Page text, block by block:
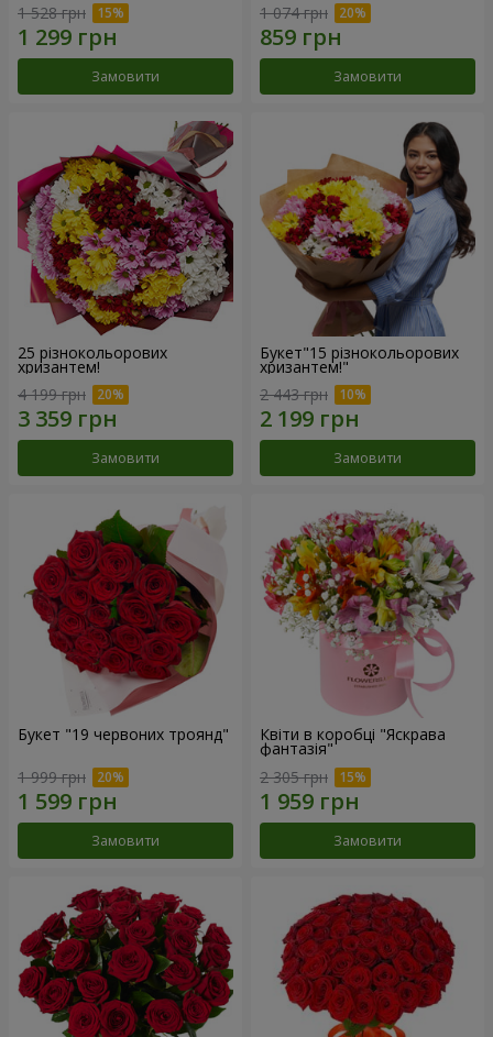
1 528 грн
Замовити
1 074 грн
Замовити
25 різнокольорових
хризантем!
4 199 грн
Замовити
Букет"15 різнокольорових
хризантем!"
2 443 грн
Замовити
Букет "19 червоних троянд"
1 999 грн
Замовити
Квіти в коробці "Яскрава
фантазія"
2 305 грн
Замовити